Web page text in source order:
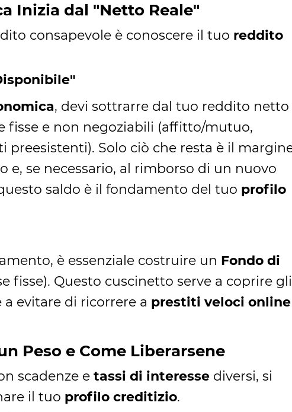
Inizia dal "Netto Reale"
consapevole è conoscere il tuo reddito
, devi sottrarre dal tuo reddito netto
fisse e non negoziabili (affitto/mutuo,
preesistenti). Solo ciò che resta è il
e, se necessario, al rimborso di un nuovo
saldo è il fondamento del tuo profilo
è essenziale costruire un Fondo di
fisse). Questo cuscinetto serve a coprire gli
evitare di ricorrere a prestiti veloci online
Peso e Come Liberarsene
scadenze e tassi di interesse diversi, si
il tuo profilo creditizio.